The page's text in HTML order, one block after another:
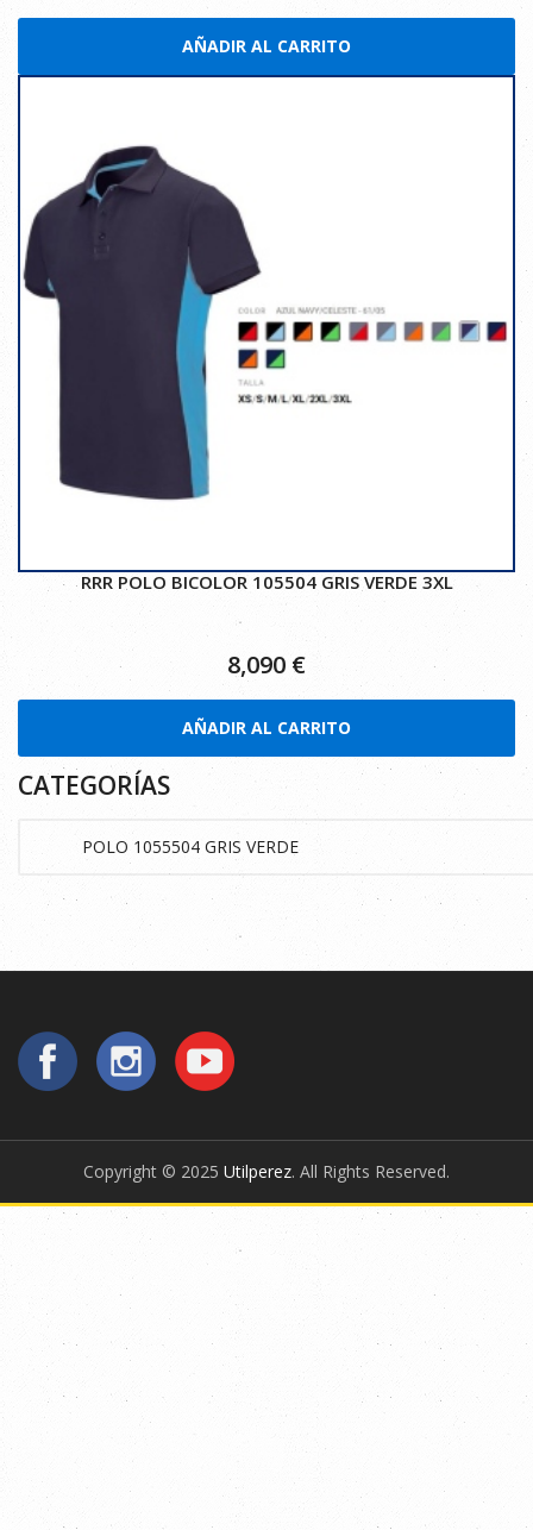
AÑADIR AL CARRITO
RRR POLO BICOLOR 105504 GRIS VERDE 3XL
8,090 €
AÑADIR AL CARRITO
CATEGORÍAS
Copyright © 2025 Utilperez. All Rights Reserved.